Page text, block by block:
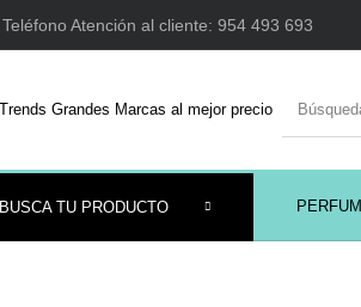
Teléfono Atención al cliente: 954 493 693
BUSCA TU PRODUCTO